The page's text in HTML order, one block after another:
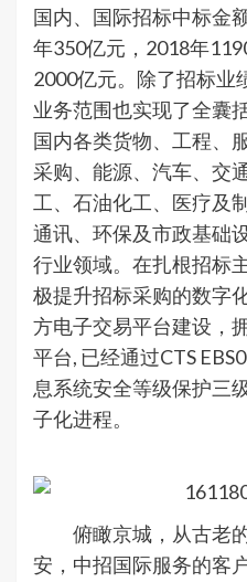
国内、国际招标中标金
年350亿元，2018年
2000亿元。除了招标业
业务范围也实现了全囊
国内各类货物、工程、
采购、能源、汽车、交
工、石油化工、医疗及
通讯、环保及市政基础
行业领域。在扎根招标
极提升招标采购的数字
方电子交易平台建设，
平台, 已经通过CTS
息系统安全等级保护三
子化进程。
俯瞰京城，从古老的
安，中招国际服务的客